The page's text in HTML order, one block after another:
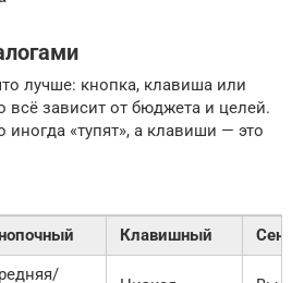
лучше: кнопка, клавиша или
всё зависит от бюджета и целей.
«тупят», а клавиши — это
Клавишный